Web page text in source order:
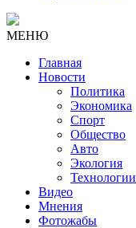
МЕНЮ
Главная
Новости
Политика
Экономика
Спорт
Общество
Авто
Экология
Технологии
Видео
Мнения
Фотожабы